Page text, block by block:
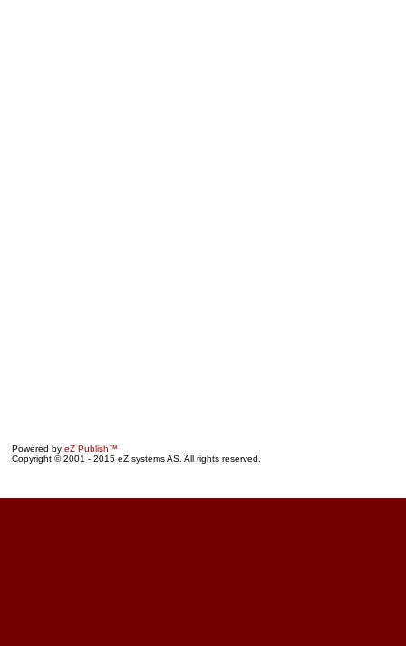
Powered by eZ Publish™
Copyright © 2001 - 2015 eZ systems AS. All rights reserved.